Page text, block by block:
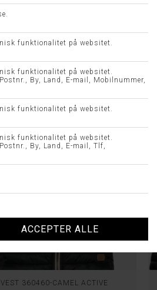
DKK 999,00
VEST 360460-CAMEL ACTIVE